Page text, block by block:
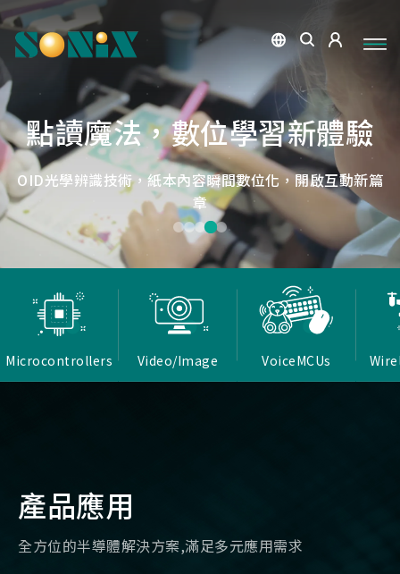
微小核心，巨大力量
松翰MCU：極致效能，智慧應用無所不在
低延遲戰場
Report Rate 性能之巔，松翰電競，掌控每一秒
捕捉每個清晰瞬間
高畫質ISP技術，支援HDR/3D降噪，提供卓越影像處理
能力
點讀魔法，數位學習新體驗
OID光學辨識技術，紙本內容瞬間數位化，開啟互動新篇
章
低延遲，無線視界
確保流暢穩定的影像傳輸
Microcontrollers Video/Image VoiceMCUs
產品應用
全方位的半導體解決方案,滿足多元應用需求